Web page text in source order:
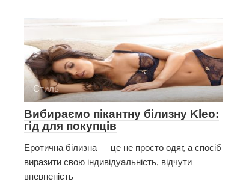
Стиль
Вибираємо пікантну білизну Kleo:
гід для покупців
Еротична білизна — це не просто одяг, а спосіб
виразити свою індивідуальність, відчути
впевненість